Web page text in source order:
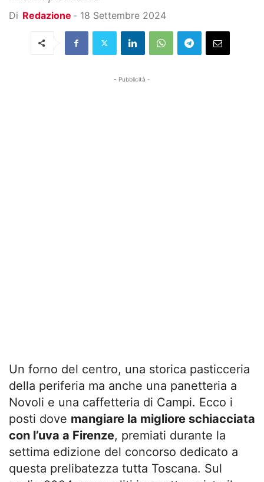
Di Redazione - 18 Settembre 2024
- Pubblicità -
Un forno del centro, una storica pasticceria
della periferia ma anche una panetteria a
Novoli e una caffetteria di Campi. Ecco i
posti dove mangiare la migliore schiacciata
con l’uva a Firenze, premiati durante la
settima edizione del concorso dedicato a
questa prelibatezza tutta Toscana. Sul